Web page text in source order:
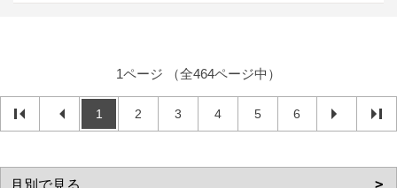
1ページ （全464ページ中）
1 2 3 4 5 6